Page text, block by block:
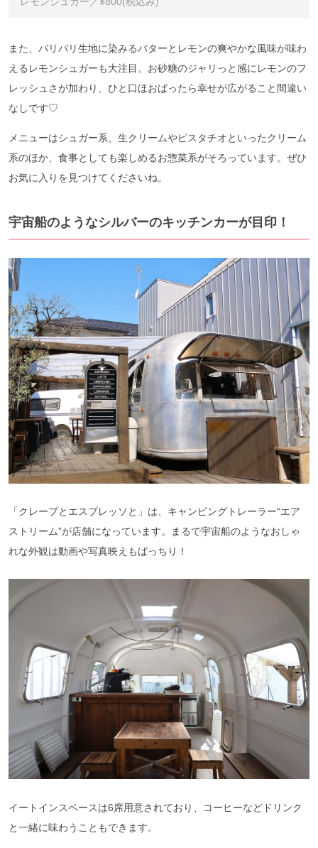
また、パリパリ生地に染みるバターとレモンの爽やかな風味が味わ
えるレモンシュガーも大注目。お砂糖のジャリっと感にレモンのフ
レッシュさが加わり、ひと口ほおばったら幸せが広がること間違い
なしです♡
メニューはシュガー系、生クリームやピスタチオといったクリーム
系のほか、食事としても楽しめるお惣菜系がそろっています。ぜひ
お気に入りを見つけてくださいね。
宇宙船のようなシルバーのキッチンカーが目印！
「クレープとエスプレッソと」は、キャンピングトレーラー“エア
ストリーム”が店舗になっています。まるで宇宙船のようなおしゃ
れな外観は動画や写真映えもばっちり！
イートインスペースは6席用意されており、コーヒーなどドリンク
と一緒に味わうこともできます。